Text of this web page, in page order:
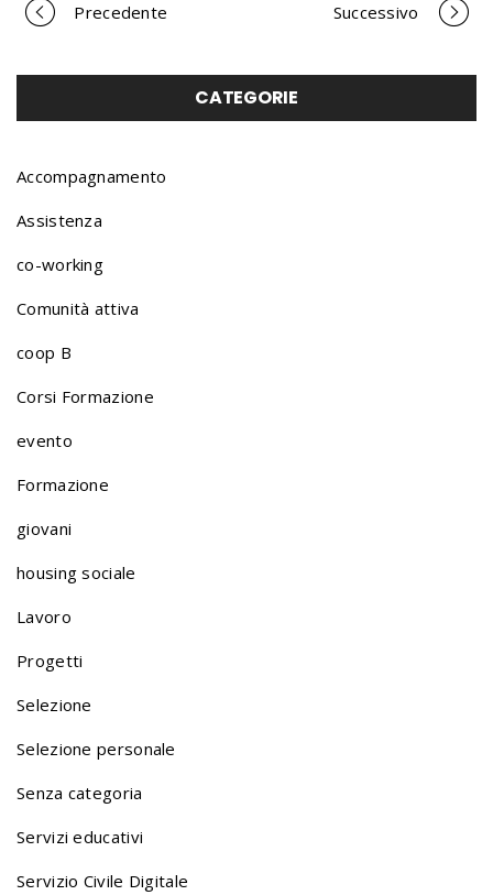
P
o
r
t
f
o
o
n
a
v
Precedente Successivo
CATEGORIE
Accompagnamento
Assistenza
co-working
Comunità attiva
coop B
Corsi Formazione
evento
Formazione
giovani
housing sociale
Lavoro
Progetti
Selezione
Selezione personale
Senza categoria
Servizi educativi
Servizio Civile Digitale